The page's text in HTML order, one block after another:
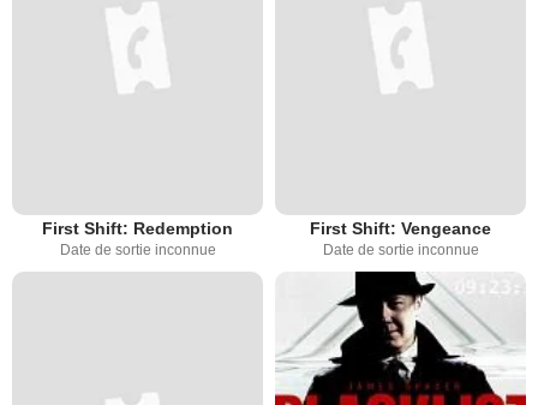
First Shift: Redemption
Date de sortie inconnue
First Shift: Vengeance
Date de sortie inconnue